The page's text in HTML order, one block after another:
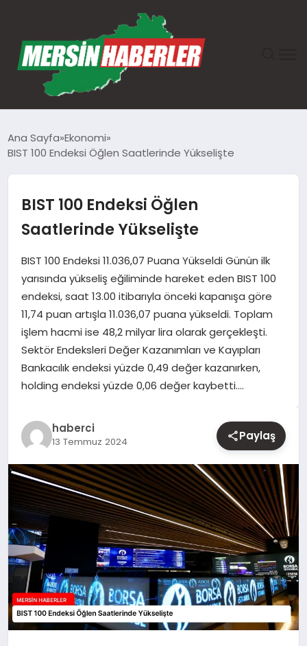
EKONOMI
SAĞLIK
YAŞAM
Ana Sayfa Ekonomi
BIST 100 Endeksi Öğlen Saatlerinde Yükselişte
BIST 100 Endeksi Öğlen
Saatlerinde Yükselişte
BIST 100 Endeksi 11.036,07 Puana Yükseldi Günün ilk
yarısında yükseliş eğiliminde hareket eden BIST 100
endeksi, saat 13.00 itibarıyla önceki kapanışa göre
11,74 puan artışla 11.036,07 puana yükseldi. Toplam
işlem hacmi ise 48,2 milyar lira olarak gerçekleşti.
Sektör Endeksleri Değer Kazanımları ve Kayıpları
Bankacılık endeksi yüzde 0,49 değer kazanırken,
holding endeksi yüzde 0,06 değer kaybetti….
haberci
13 Temmuz 2024 Paylaş